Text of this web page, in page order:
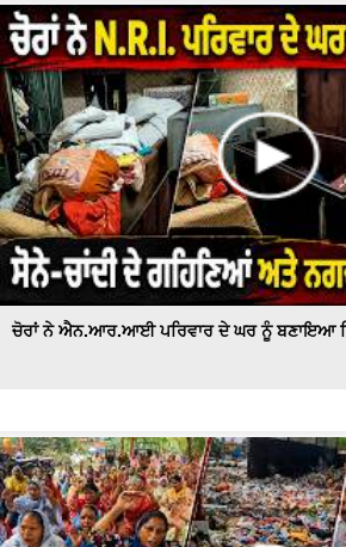
ਚੋਰਾਂ ਨੇ ਐਨ.ਆਰ.ਆਈ ਪਰਿਵਾਰ ਦੇ ਘਰ ਨੂੰ ਬਣਾਇਆ